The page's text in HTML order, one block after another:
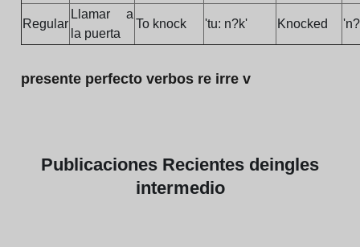
Regular
Llamar a
la puerta
To knock 'tu: n?k' Knocked
presente perfecto verbos re irre v
Publicaciones Recientes deingles
intermedio